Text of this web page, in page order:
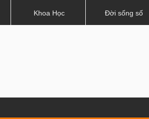
Khoa Học Đời sống số